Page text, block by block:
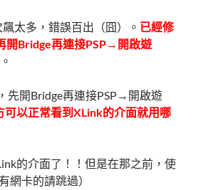
太多，錯誤百出（囧）。 已經修
開Bridge再連接PSP→開啟遊
先開Bridge再連接PSP→開啟遊
可以正常看到XLink的介面就用哪
的介面了！！但是在那之前，使
網卡的請跳過）